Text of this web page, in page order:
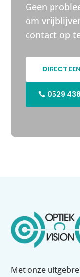
Geen
om
contact op
DIRECT
0529
Met onze